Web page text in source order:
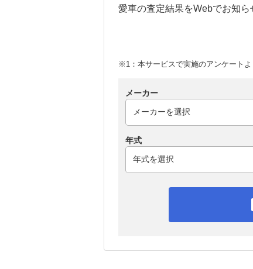
愛車の査定結果をWebでお知ら
※1：本サービスで実施のアンケートよ
メーカー
年式